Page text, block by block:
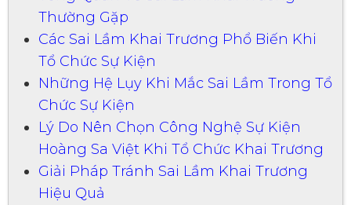
Thường Gặp
Các Sai Lầm Khai Trương Phổ Biến Khi
Tổ Chức Sự Kiện
Những Hệ Lụy Khi Mắc Sai Lầm Trong Tổ
Chức Sự Kiện
Lý Do Nên Chọn Công Nghệ Sự Kiện
Hoàng Sa Việt Khi Tổ Chức Khai Trương
Giải Pháp Tránh Sai Lầm Khai Trương
Hiệu Quả